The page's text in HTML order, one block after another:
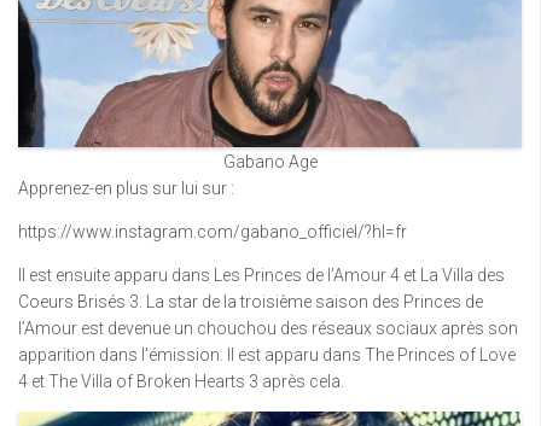
Gabano Age
Apprenez-en plus sur lui sur :
https://www.instagram.com/gabano_officiel/?hl=fr
Il est ensuite apparu dans Les Princes de l’Amour 4 et La Villa des
Coeurs Brisés 3. La star de la troisième saison des Princes de
l’Amour est devenue un chouchou des réseaux sociaux après son
apparition dans l’émission. Il est apparu dans The Princes of Love
4 et The Villa of Broken Hearts 3 après cela.